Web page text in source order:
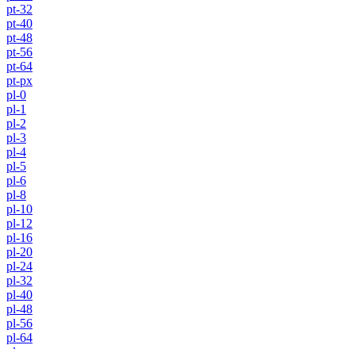
pt-32
pt-40
pt-48
pt-56
pt-64
pt-px
pl-0
pl-1
pl-2
pl-3
pl-4
pl-5
pl-6
pl-8
pl-10
pl-12
pl-16
pl-20
pl-24
pl-32
pl-40
pl-48
pl-56
pl-64